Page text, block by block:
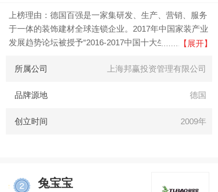
上榜理由：德国百强是一家集研发、生产、营销、服务
于一体的装饰建材全球连锁企业。2017年中国家装产业
发展趋势论坛被授予“2016-2017中国十大生态板品
海装饰材料行业重点推荐品牌。
【展开】
所属公司 上海邦赢投资管理有限公司
品牌源地 德国
创立时间 2009年
兔宝宝